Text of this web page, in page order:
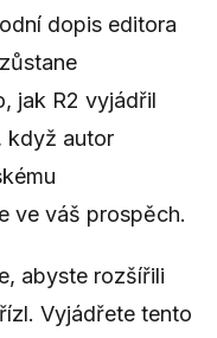
dopis editora
jak R2 vyjádřil
když autor
ve váš prospěch.
abyste rozšířili
Vyjádřete tento